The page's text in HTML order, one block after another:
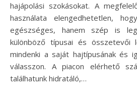
hajápolási szokásokat. A
használata elengedhetetlen,
egészséges, hanem szép is
különböző típusai és összetevői
mindenki a saját hajtípusának és
válasszon. A piacon elérhető
találhatunk hidratáló,…